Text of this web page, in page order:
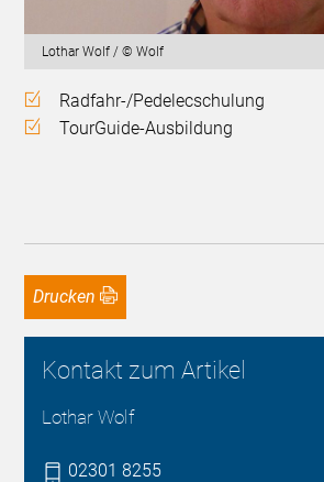
Lothar Wolf / © Wolf
Radfahr-/Pedelecschulung
TourGuide-Ausbildung
Drucken
Kontakt zum Artikel
Lothar Wolf
02301 8255